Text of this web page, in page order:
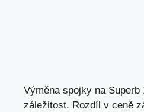
Výměna spojky na
záležitost. Rozdíl v ceně